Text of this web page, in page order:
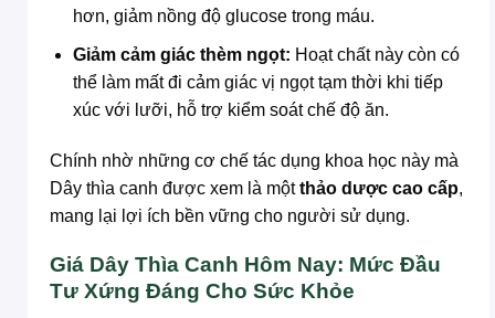
hơn, giảm nồng độ glucose trong máu.
Giảm cảm giác thèm ngọt: Hoạt chất này còn có
thể làm mất đi cảm giác vị ngọt tạm thời khi tiếp
xúc với lưỡi, hỗ trợ kiểm soát chế độ ăn.
Chính nhờ những cơ chế tác dụng khoa học này mà
Dây thìa canh được xem là mộtthảo dược cao cấp,
mang lại lợi ích bền vững cho người sử dụng.
Giá Dây Thìa Canh Hôm Nay: Mức Đầu
Tư Xứng Đáng Cho Sức Khỏe